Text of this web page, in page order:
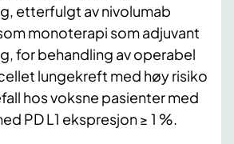
etterfulgt av nivolumab
monoterapi som adjuvant
for behandling av operabel
lungekreft med høy risiko
hos voksne pasienter med
PD L1 ekspresjon ≥ 1 %.